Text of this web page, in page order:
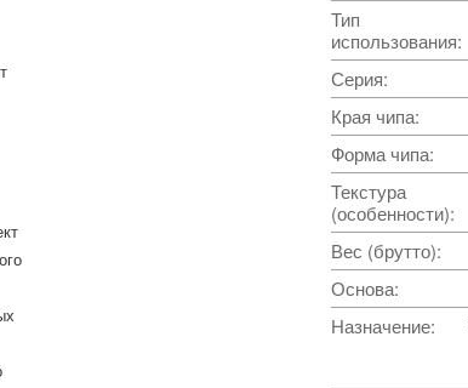
Тип
использования:
Серия:
Края чипа:
Форма чипа:
Текстура
(особенности):
Вес (брутто):
Основа:
Назначение: